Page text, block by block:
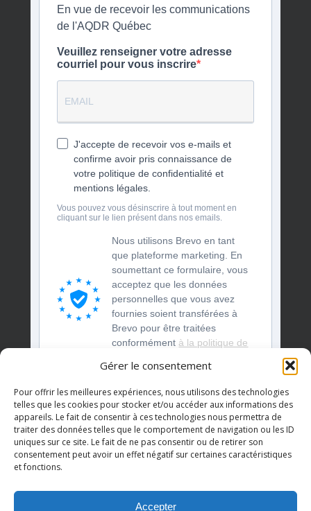
Gérer le consentement
Pour offrir les meilleures expériences, nous utilisons des technologies
telles que les cookies pour stocker et/ou accéder aux informations des
appareils. Le fait de consentir à ces technologies nous permettra de
traiter des données telles que le comportement de navigation ou les ID
uniques sur ce site. Le fait de ne pas consentir ou de retirer son
consentement peut avoir un effet négatif sur certaines caractéristiques
et fonctions.
Accepter
En vue de recevoir les communications
de l'AQDR Québec
Veuillez renseigner votre adresse
courriel pour vous inscrire
J'accepte de recevoir vos e-mails et
confirme avoir pris connaissance de
votre politique de confidentialité et
mentions légales.
Vous pouvez vous désinscrire à tout moment en
cliquant sur le lien présent dans nos emails.
Nous utilisons Brevo en tant
que plateforme marketing. En
soumettant ce formulaire, vous
acceptez que les données
personnelles que vous avez
fournies soient transférées à
Brevo pour être traitées
conformément à la politique de
S'INSCRIRE